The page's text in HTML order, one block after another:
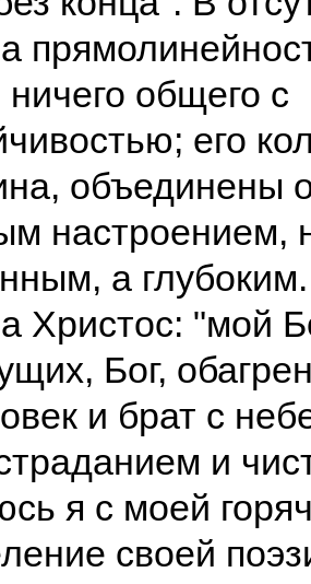
ничего общего с
его
объединены
настроением,
а
Христос: "мой
Бог,
и брат с
и
я с моей
своей